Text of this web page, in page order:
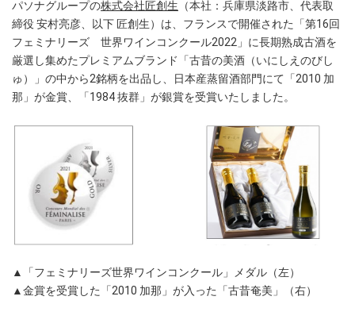
パソナグループの株式会社匠創生 （本社：兵庫県淡路市、代表取
締役 安村亮彦、以下 匠創生）は、フランスで開催された「第16回
フェミナリーズ 世界ワインコンクール2022」に長期熟成古酒を
厳選し集めたプレミアムブランド「古昔の美酒（いにしえのびし
ゅ）」の中から2銘柄を出品し、日本産蒸留酒部門にて「2010 加
那」が金賞、「1984 抜群」が銀賞を受賞いたしました。
▲「フェミナリーズ世界ワインコンクール」メダル（左）
▲金賞を受賞した「2010 加那」が入った「古昔奄美」（右）